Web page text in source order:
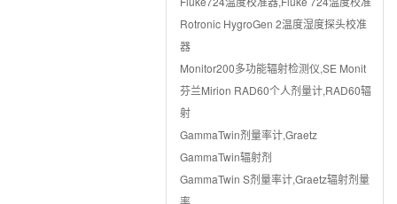
Rotronic HygroGen 2温度湿度探头校准
器
Monitor200多功能辐射检测仪,SE Monit
芬兰Mirion RAD60个人剂量计,RAD60辐
射
GammaTwin剂量率计,Graetz
GammaTwin辐射剂
GammaTwin S剂量率计,Graetz辐射剂量
率